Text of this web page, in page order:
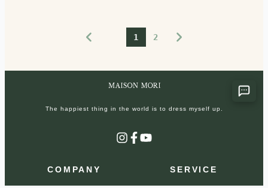
1 2
The happiest thing in the world is to dress myself up.
Instagram
Facebook
YouTube
COMPANY SERVICE